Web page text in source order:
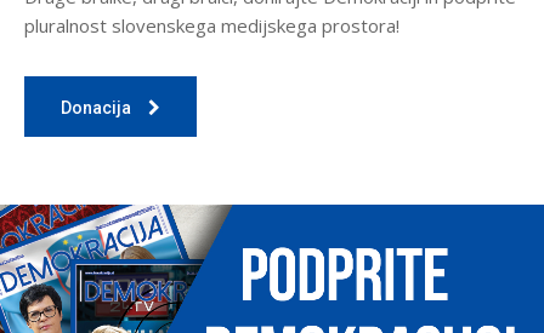
pluralnost slovenskega medijskega prostora!
Donacija